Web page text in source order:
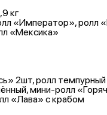
кг
«Император», ролл
«Мексика»
2шт, ролл
мини-ролл
«Лава» с крабом